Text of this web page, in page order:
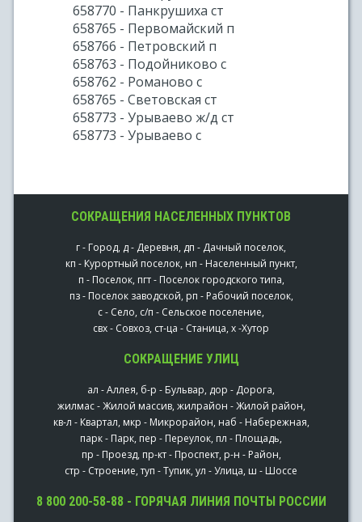
658770 - Панкрушиха ст
658765 - Первомайский п
658766 - Петровский п
658763 - Подойниково с
658762 - Романово с
658765 - Световская ст
658773 - Урываево ж/д ст
658773 - Урываево с
СОКРАЩЕНИЯ НАСЕЛЕННЫХ ПУНКТОВ
г - Город, д - Деревня, дп - Дачный поселок,
кп - Курортный поселок, нп - Населенный пункт,
п - Поселок, пгт - Поселок городского типа,
пз - Поселок заводской, рп - Рабочий поселок,
с - Село, с/п - Сельское поселение,
свх - Совхоз, ст-ца - Станица, х -Хутор
СОКРАЩЕНИЕ УЛИЦ
ал - Аллея, б-р - Бульвар, дор - Дорога,
жилмас - Жилой массив, жилрайон - Жилой район,
кв-л - Квартал, мкр - Микрорайон, наб - Набережная,
парк - Парк, пер - Переулок, пл - Площадь,
пр - Проезд, пр-кт - Проспект, р-н - Район,
стр - Строение, туп - Тупик, ул - Улица, ш - Шоссе
8 800 200-58-88 - ГОРЯЧАЯ ЛИНИЯ ПОЧТЫ РОССИИ